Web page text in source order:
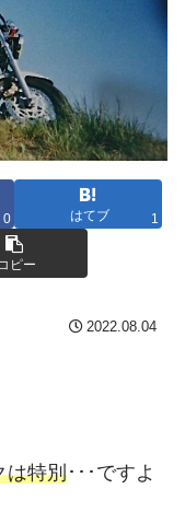
0 はてブ 1
ピー
2022.08.04
は特別･･･ですよ